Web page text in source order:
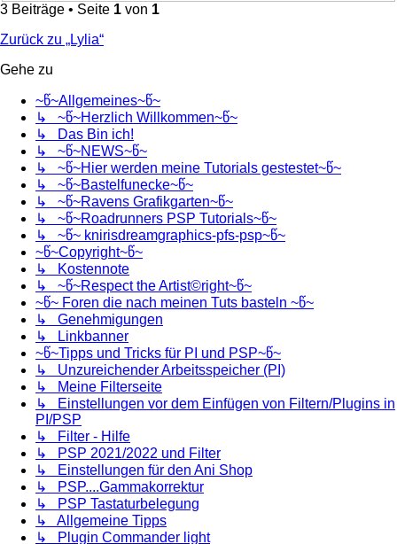
3 Beiträge • Seite 1 von 1
Zurück zu „Lylia“
Gehe zu
~წ~Allgemeines~წ~
↳ ~წ~Herzlich Willkommen~წ~
↳ Das Bin ich!
↳ ~წ~NEWS~წ~
↳ ~წ~Hier werden meine Tutorials gestestet~წ~
↳ ~წ~Bastelfunecke~წ~
↳ ~წ~Ravens Grafikgarten~წ~
↳ ~წ~Roadrunners PSP Tutorials~წ~
↳ ~წ~ knirisdreamgraphics-pfs-psp~წ~
~წ~Copyright~წ~
↳ Kostennote
↳ ~წ~Respect the Artist©right~წ~
~წ~ Foren die nach meinen Tuts basteln ~წ~
↳ Genehmigungen
↳ Linkbanner
~წ~Tipps und Tricks für PI und PSP~წ~
↳ Unzureichender Arbeitsspeicher (PI)
↳ Meine Filterseite
↳ Einstellungen vor dem Einfügen von Filtern/Plugins in
PI/PSP
↳ Filter - Hilfe
↳ PSP 2021/2022 und Filter
↳ Einstellungen für den Ani Shop
↳ PSP....Gammakorrektur
↳ PSP Tastaturbelegung
↳ Allgemeine Tipps
↳ Plugin Commander light